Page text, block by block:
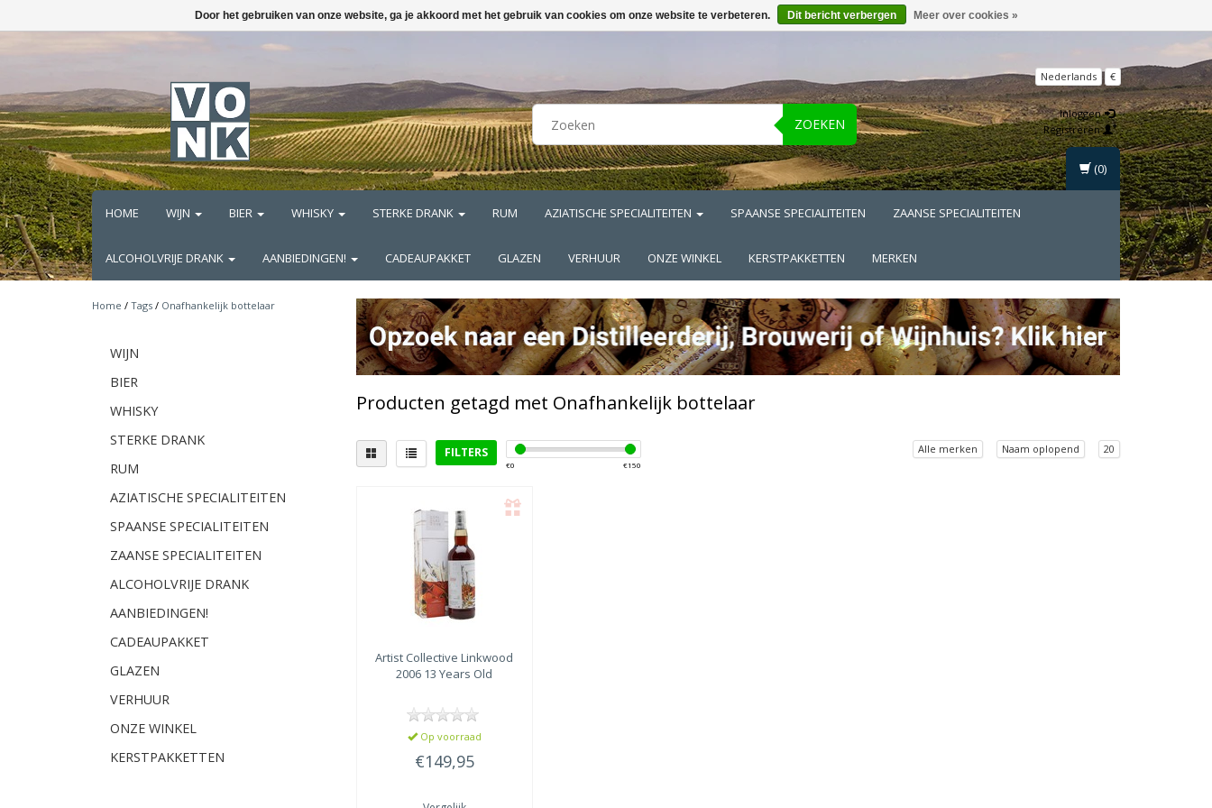
ZOEKEN
Nederlands €
Inloggen
Registreren
HOME WIJN BIER WHISKY STERKE DRANK RUM AZIATISCHE SPECIALITEITEN SPAANSE SPECIALITEITEN ZAANSE SPECIALITEITEN
ALCOHOLVRIJE DRANK AANBIEDINGEN! CADEAUPAKKET GLAZEN VERHUUR ONZE WINKEL KERSTPAKKETTEN MERKEN
(0)
Home / Tags / Onafhankelijk bottelaar
WIJN
BIER
WHISKY
STERKE DRANK
RUM
AZIATISCHE SPECIALITEITEN
SPAANSE SPECIALITEITEN
ZAANSE SPECIALITEITEN
ALCOHOLVRIJE DRANK
AANBIEDINGEN!
CADEAUPAKKET
GLAZEN
VERHUUR
ONZE WINKEL
KERSTPAKKETTEN
Producten getagd met Onafhankelijk bottelaar
FILTERS
€0 €150
Alle merken Naam oplopend 20
District
Speyside(1)
Artist Collective Linkwood
2006 13 Years Old
Op voorraad
€149,95
Door het gebruiken van onze website, ga je akkoord met het gebruik van cookies om onze website te verbeteren. Dit bericht verbergen Meer over cookies »